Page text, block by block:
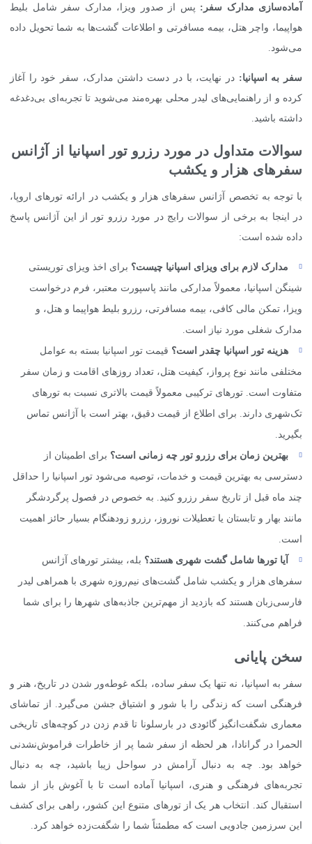
آماده‌سازی مدارک سفر: پس از صدور ویزا، مدارک سفر شامل بلیط
هواپیما، واچر هتل، بیمه مسافرتی و اطلاعات گشت‌ها به شما تحویل داده
می‌شود.
سفر به اسپانیا: در نهایت، با در دست داشتن مدارک، سفر خود را آغاز
کرده و از راهنمایی‌های لیدر محلی بهره‌مند می‌شوید تا تجربه‌ای بی‌دغدغه
داشته باشید.
سوالات متداول در مورد رزرو تور اسپانیا از آژانس
سفرهای هزار و یکشب
با توجه به تخصص آژانس سفرهای هزار و یکشب در ارائه تورهای اروپا،
در اینجا به برخی از سوالات رایج در مورد رزرو تور از این آژانس پاسخ
داده شده است:
مدارک لازم برای ویزای اسپانیا چیست؟ برای اخذ ویزای توریستی
شینگن اسپانیا، معمولاً مدارکی مانند پاسپورت معتبر، فرم درخواست
ویزا، تمکن مالی کافی، بیمه مسافرتی، رزرو بلیط هواپیما و هتل، و
مدارک شغلی مورد نیاز است.
هزینه تور اسپانیا چقدر است؟ قیمت تور اسپانیا بسته به عوامل
مختلفی مانند نوع پرواز، کیفیت هتل، تعداد روزهای اقامت و زمان سفر
متفاوت است. تورهای ترکیبی معمولاً قیمت بالاتری نسبت به تورهای
تک‌شهری دارند. برای اطلاع از قیمت دقیق، بهتر است با آژانس تماس
بگیرید.
بهترین زمان برای رزرو تور چه زمانی است؟ برای اطمینان از
دسترسی به بهترین قیمت و خدمات، توصیه می‌شود تور اسپانیا را حداقل
چند ماه قبل از تاریخ سفر رزرو کنید. به خصوص در فصول پرگردشگر
مانند بهار و تابستان یا تعطیلات نوروز، رزرو زودهنگام بسیار حائز اهمیت
است.
آیا تورها شامل گشت شهری هستند؟ بله، بیشتر تورهای آژانس
سفرهای هزار و یکشب شامل گشت‌های نیم‌روزه شهری با همراهی لیدر
فارسی‌زبان هستند که بازدید از مهم‌ترین جاذبه‌های شهرها را برای شما
فراهم می‌کنند.
سخن پایانی
سفر به اسپانیا، نه تنها یک سفر ساده، بلکه غوطه‌ور شدن در تاریخ، هنر و
فرهنگی است که زندگی را با شور و اشتیاق جشن می‌گیرد. از تماشای
معماری شگفت‌انگیز گائودی در بارسلونا تا قدم زدن در کوچه‌های تاریخی
الحمرا در گرانادا، هر لحظه از سفر شما پر از خاطرات فراموش‌نشدنی
خواهد بود. چه به دنبال آرامش در سواحل زیبا باشید، چه به دنبال
تجربه‌های فرهنگی و هنری، اسپانیا آماده است تا با آغوش باز از شما
استقبال کند. انتخاب هر یک از تورهای متنوع این کشور، راهی برای کشف
این سرزمین جادویی است که مطمئناً شما را شگفت‌زده خواهد کرد.